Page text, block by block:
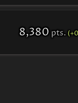
8,380 pts.